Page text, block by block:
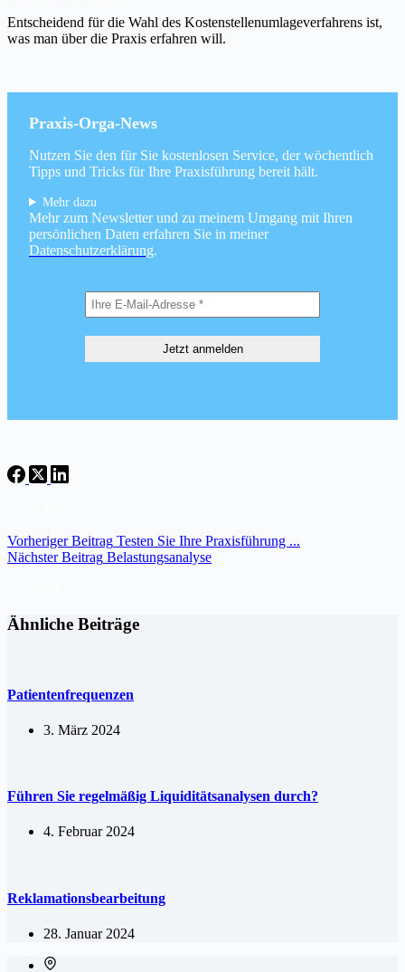
Entscheidend für die Wahl des Kostenstellenumlageverfahrens ist,
was man über die Praxis erfahren will.
Praxis-Orga-News
Nutzen Sie den für Sie kostenlosen Service, der wöchentlich
Tipps und Tricks für Ihre Praxisführung bereit hält.
Mehr dazu
Mehr zum Newsletter und zu meinem Umgang mit Ihren
persönlichen Daten erfahren Sie in meiner
Datenschutzerklärung.
VorherigerBeitrag Testen Sie Ihre Praxisführung ...
NächsterBeitrag Belastungsanalyse
Ähnliche Beiträge
Patientenfrequenzen
3. März 2024
Führen Sie regelmäßig Liquiditätsanalysen durch?
4. Februar 2024
Reklamationsbearbeitung
28. Januar 2024